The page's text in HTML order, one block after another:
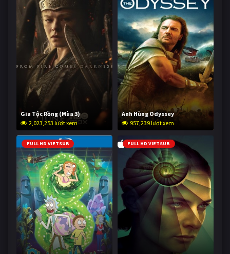
Gia Tộc Rồng (Mùa 3)
2,023,253 lượt xem
Anh Hùng Odyssey
957,239 lượt xem
FULL HD VIETSUB FULL HD VIETSUB